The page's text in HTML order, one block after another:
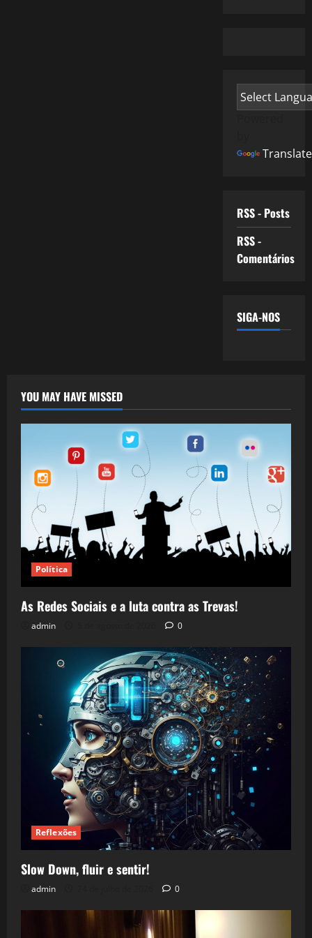
Translate
RSS - Posts
RSS -
Comentários
SIGA-NOS
YOU MAY HAVE MISSED
Política
As Redes Sociais e a luta contra as Trevas!
admin 0
Reflexões
Slow Down, fluir e sentir!
admin 0